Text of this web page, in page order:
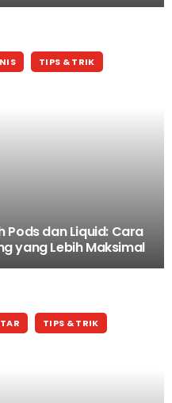
TIPS & TRIK
Pods dan Liquid: Cara
yang Lebih Maksimal
TIPS & TRIK